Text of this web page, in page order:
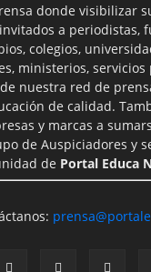
donde visibilizar
a periodistas,
colegios,
ministerios,
nuestra red de
de calidad.
y marcas a
de Auspiciadores y
de Portal Educa